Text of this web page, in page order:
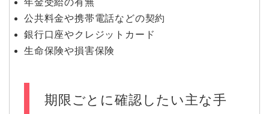
年金受給の有無
公共料金や携帯電話などの契約
銀行口座やクレジットカード
生命保険や損害保険
期限ごとに確認したい主な手